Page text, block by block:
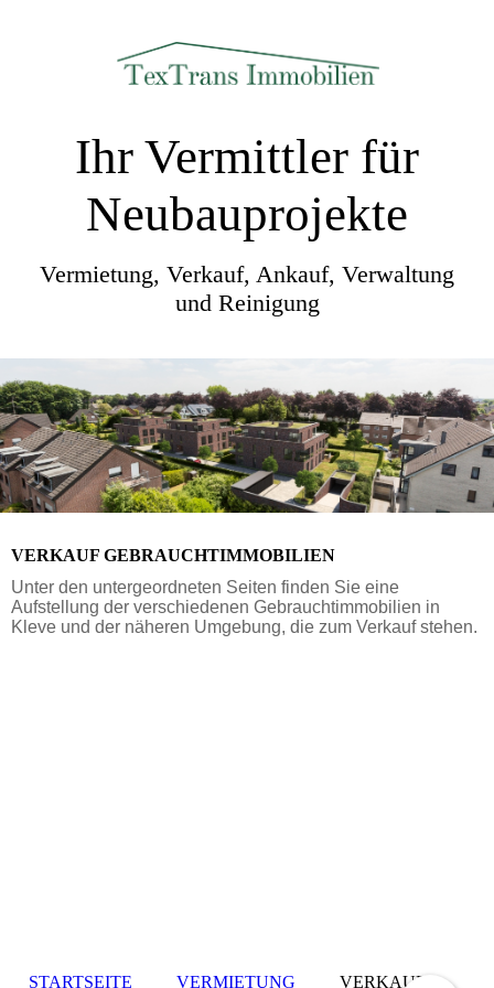
Ihr Vermittler für
Neubauprojekte
Vermietung, Verkauf, Ankauf, Verwaltung
und Reinigung
VERKAUF GEBRAUCHTIMMOBILIEN
Unter den untergeordneten Seiten finden Sie eine
Aufstellung der verschiedenen Gebrauchtimmobilien in
Kleve und der näheren Umgebung, die zum Verkauf stehen.
STARTSEITE VERMIETUNG VERKAUF